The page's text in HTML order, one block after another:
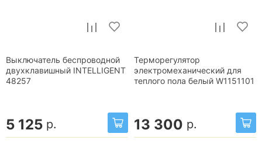
Выключатель беспроводной
двухклавишный INTELLIGENT
48257
5 125 р.
Терморегулятор
электромеханический для
теплого пола белый W1151101
13 300 р.